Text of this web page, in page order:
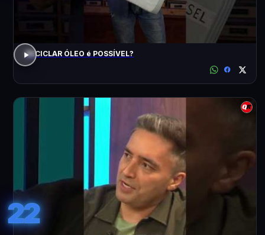
RECICLAR ÓLEO é POSSÍVEL?
22